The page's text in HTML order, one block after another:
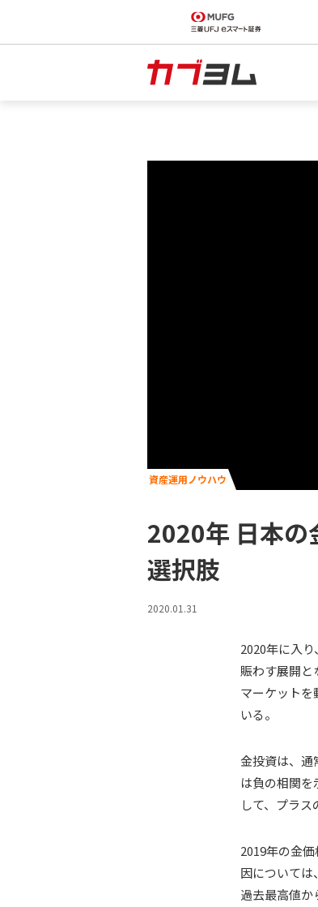
資産運用ノウハウ
2020年 日本
選択肢
2020.01.31
2020年に入
賑わす展開と
マーケットを
いる。
金投資は、通
は負の相関
して、プラス
2019年の金
因について
過去最高値